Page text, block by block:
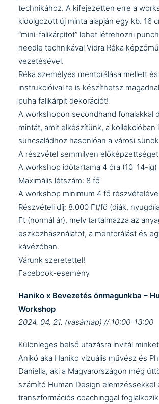
technikához. A kifejezetten erre a
kidolgozott új minta alapján egy kb. 16
“mini-falikárpitot” lehet létrehozni
needle technikával Vidra Réka
vezetésével.
Réka személyes mentorálása mellett
instrukcióival te is készíthetsz
puha falikárpit dekorációt!
A workshopon secondhand fonalakkal
mintát, amit elkészítünk, a kollekcióban
süncsaládhoz hasonlóan a városi
A részvétel semmilyen
A workshop időtartama 4 óra (10-14-ig)
Maximális létszám: 8 fő
A workshop minimum 4 fő
Részvételi díj: 8.000 Ft/fő (diák,
Ft (normál ár), mely tartalmazza az
eszközhasználatot, a mentorálást és
kávézóban.
Várunk szeretettel!
Facebook-esemény
Haniko x Bevezetés önmagunkba –
Workshop
2024. 04. 21. (vasárnap) // 10:00-13:00
Különleges belső utazásra invitál
Anikó aka Haniko vizuális művész és
Daniella, aki a Magyarországon még
számító Human Design elemzéssekkel
transzformációs coachinggal